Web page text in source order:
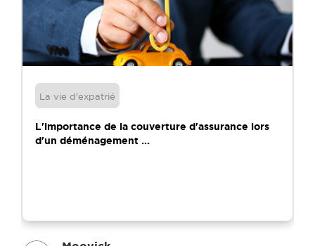
La vie d'expatrié
L'importance de la couverture d'assurance lors
d'un déménagement ...